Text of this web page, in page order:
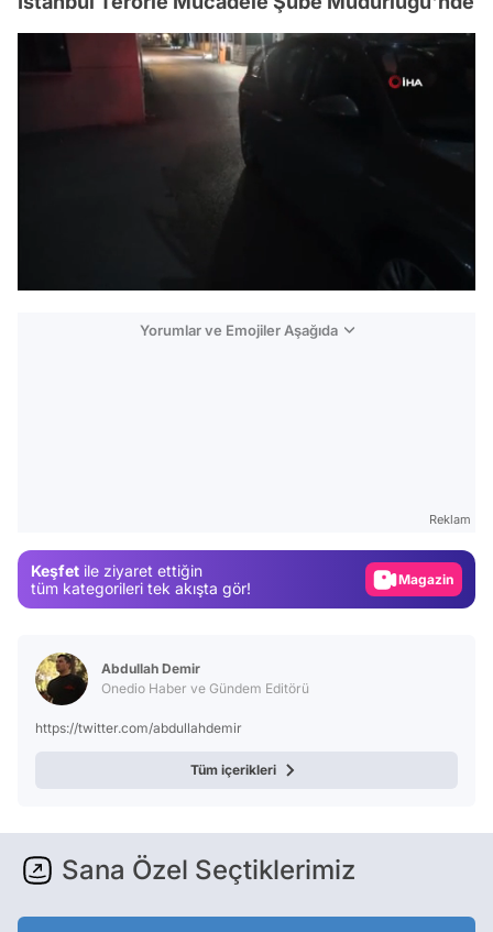
Yorumlar ve Emojiler Aşağıda
Reklam
Keşfet ile ziyaret ettiğin
tüm kategorileri tek akışta gör!
Magazin
Abdullah Demir
Onedio Haber ve Gündem Editörü
https://twitter.com/abdullahdemir
Tüm içerikleri
Sana Özel Seçtiklerimiz